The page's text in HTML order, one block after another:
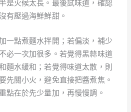
是火候太長。最後試味道，確認
有壓過海鮮鮮甜。
一點煮麵水拌開；若偏淡，補少
必一次加很多。若覺得黑蒜味道
麵水緩和；若覺得味道太散，則
先關小火，避免直接把醬煮焦。
點在於先少量加，再慢慢調。